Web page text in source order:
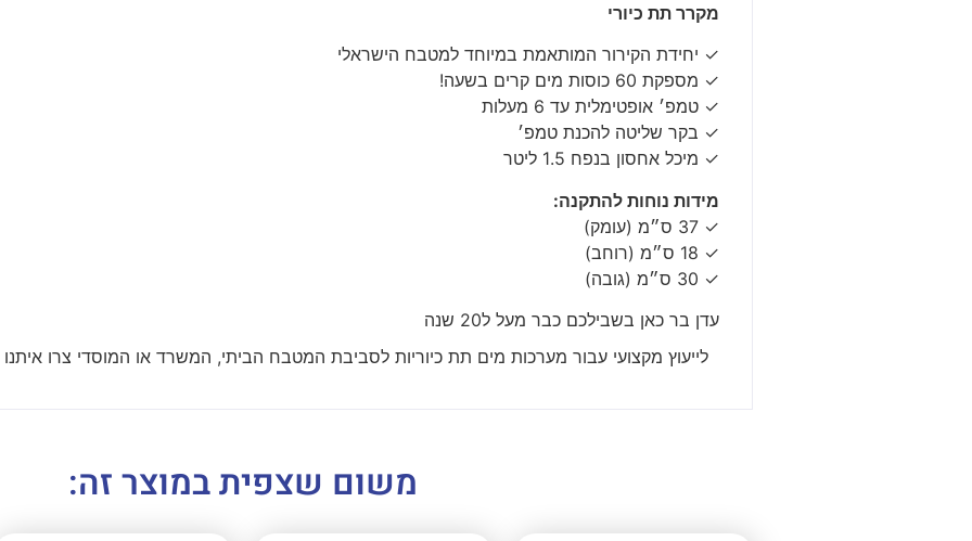
מקרר תת כיורי
✓ יחידת הקירור המותאמת במיוחד למטבח הישראלי
✓ מספקת 60 כוסות מים קרים בשעה!
✓ טמפ׳ אופטימלית עד 6 מעלות
✓ בקר שליטה להכנת טמפ׳
✓ מיכל אחסון בנפח 1.5 ליטר
מידות נוחות להתקנה:
✓ 37 ס״מ (עומק)
✓ 18 ס״מ (רוחב)
✓ 30 ס״מ (גובה)
עדן בר כאן בשבילכם כבר מעל ל20 שנה
לייעוץ מקצועי עבור מערכות מים תת כיוריות לסביבת המטבח הביתי, המשרד או המוסדי צרו
משום שצפית במוצר זה: